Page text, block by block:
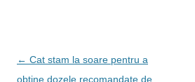
Post
navigation
← Cat stam la soare pentru a
obtine dozele recomandate de